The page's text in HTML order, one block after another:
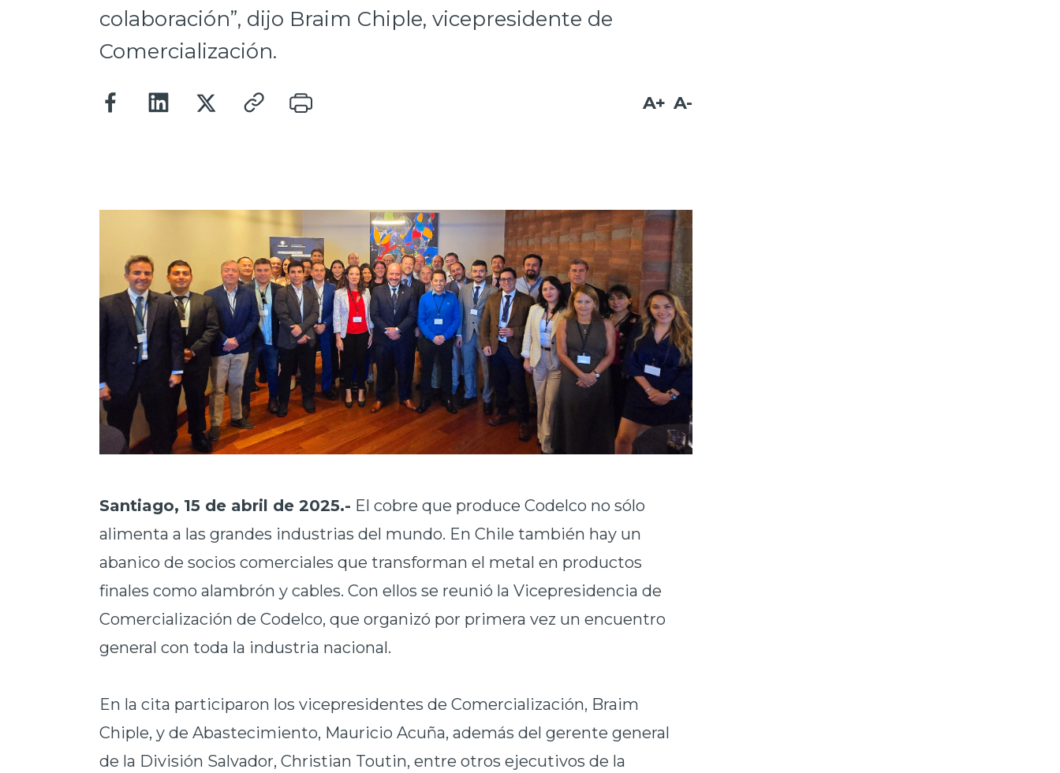
colaboración”, dijo Braim Chiple, vicepresidente de
Comercialización.
A+ A-
Santiago, 15 de abril de 2025.- El cobre que produce Codelco no sólo
alimenta a las grandes industrias del mundo. En Chile también hay un
abanico de socios comerciales que transforman el metal en productos
finales como alambrón y cables. Con ellos se reunió la Vicepresidencia de
Comercialización de Codelco, que organizó por primera vez un encuentro
general con toda la industria nacional.
En la cita participaron los vicepresidentes de Comercialización, Braim
Chiple, y de Abastecimiento, Mauricio Acuña, además del gerente general
de la División Salvador, Christian Toutin, entre otros ejecutivos de la